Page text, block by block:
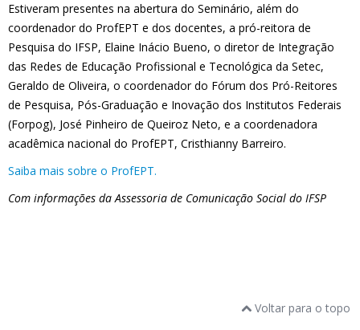
Estiveram presentes na abertura do Seminário, além do
coordenador do ProfEPT e dos docentes, a pró-reitora de
Pesquisa do IFSP, Elaine Inácio Bueno, o diretor de Integração
das Redes de Educação Profissional e Tecnológica da Setec,
Geraldo de Oliveira, o coordenador do Fórum dos Pró-Reitores
de Pesquisa, Pós-Graduação e Inovação dos Institutos Federais
(Forpog), José Pinheiro de Queiroz Neto, e a coordenadora
acadêmica nacional do ProfEPT, Cristhianny Barreiro.
Saiba mais sobre o ProfEPT.
Com informações da Assessoria de Comunicação Social do IFSP
Voltar para o topo